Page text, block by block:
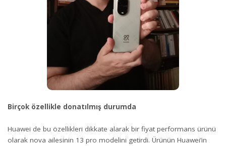
Birçok özellikle donatılmış durumda
Huawei de bu özellikleri dikkate alarak bir fiyat performans ürünü
olarak nova ailesinin 13 pro modelini getirdi. Ürünün Huawei’in